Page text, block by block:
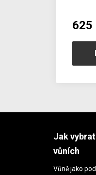
625
Jak
vůních
Vůně jako